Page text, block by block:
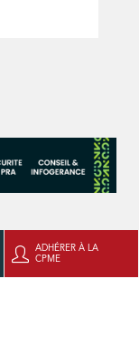
ADHÉRER À LA
CPME